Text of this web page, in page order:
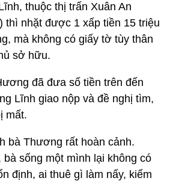
thuộc thị trấn Xuân An
thì nhặt được 1 xấp tiền 15 triệu
mà không có giấy tờ tùy thân
sở hữu.
đã đưa số tiền trên đến
Lĩnh giao nộp và đề nghị tìm,
mất.
bà Thương rất hoàn cảnh.
bà sống một mình lại không có
định, ai thuê gì làm nấy, kiếm